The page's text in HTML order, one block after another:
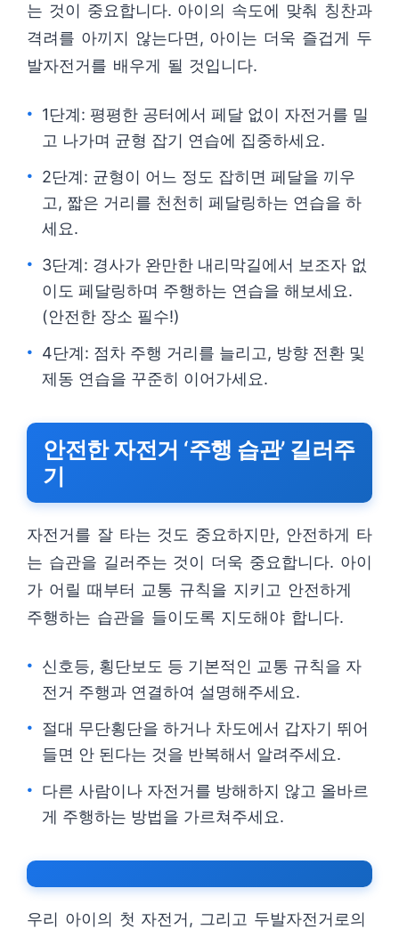
는 것이 중요합니다. 아이의 속도에 맞춰 칭찬과
격려를 아끼지 않는다면, 아이는 더욱 즐겁게 두
발자전거를 배우게 될 것입니다.
1단계: 평평한 공터에서 페달 없이 자전거를 밀
고 나가며 균형 잡기 연습에 집중하세요.
2단계: 균형이 어느 정도 잡히면 페달을 끼우
고, 짧은 거리를 천천히 페달링하는 연습을 하
세요.
3단계: 경사가 완만한 내리막길에서 보조자 없
이도 페달링하며 주행하는 연습을 해보세요.
(안전한 장소 필수!)
4단계: 점차 주행 거리를 늘리고, 방향 전환 및
제동 연습을 꾸준히 이어가세요.
안전한 자전거 ‘주행 습관’ 길러주
기
자전거를 잘 타는 것도 중요하지만, 안전하게 타
는 습관을 길러주는 것이 더욱 중요합니다. 아이
가 어릴 때부터 교통 규칙을 지키고 안전하게
주행하는 습관을 들이도록 지도해야 합니다.
신호등, 횡단보도 등 기본적인 교통 규칙을 자
전거 주행과 연결하여 설명해주세요.
절대 무단횡단을 하거나 차도에서 갑자기 뛰어
들면 안 된다는 것을 반복해서 알려주세요.
다른 사람이나 자전거를 방해하지 않고 올바르
게 주행하는 방법을 가르쳐주세요.
우리 아이의 첫 자전거, 그리고 두발자전거로의